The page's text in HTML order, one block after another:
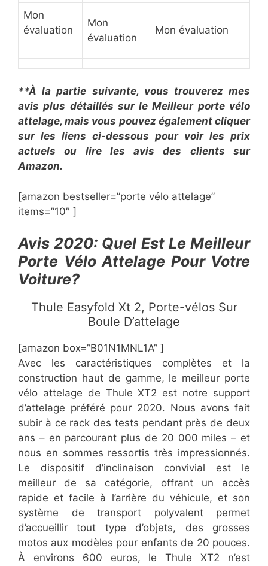
Mon
évaluation
Mon
évaluation
Mon évaluation
**À la partie suivante, vous trouverez mes
avis plus détaillés sur le ​Meilleur porte vélo
attelage, mais vous pouvez également cliquer
sur les liens ci-dessous pour voir les prix
actuels ou lire les avis des clients sur
Amazon.
[amazon bestseller=”​​porte vélo attelage”
items=”10″ ]
​Avis 2020: Quel Est Le Meilleur
Porte Vélo Attelage Pour Votre
Voiture?
​Thule Easyfold Xt 2, Porte-vélos Sur
Boule D’attelage
[amazon box=”​B01N1MNL1A” ]
​Avec les caractéristiques complètes et la
construction haut de gamme, le meilleur porte
vélo attelage de Thule XT2 est notre support
d’attelage préféré pour 2020. Nous avons fait
subir à ce rack des tests pendant près de deux
ans – en parcourant plus de 20 000 miles – et
nous en sommes ressortis très impressionnés.
Le dispositif d’inclinaison convivial est le
meilleur de sa catégorie, offrant un accès
rapide et facile à l’arrière du véhicule, et son
système de transport polyvalent permet
d’accueillir tout type d’objets, des grosses
motos aux modèles pour enfants de 20 pouces.
À environs 600 euros, le Thule XT2 n’est